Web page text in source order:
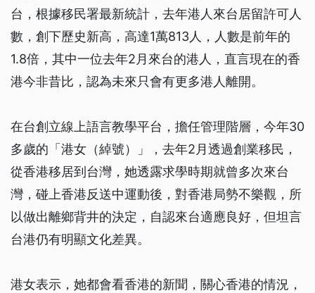
台，根據移民署最新統計，去年港人來台居留許可人
數，創下歷史新高，高達1萬813人，人數是前年的
1.8倍，其中一位去年2月來台的港人，直言現在的香
港今非昔比，認為未來只會有更多港人離開。
在台創立線上語言教學平台，擔任管理階層，今年30
多歲的「港女（綽號）」，去年2月透過創業移民，
從香港移居到台灣，她透露求學時期就曾多次來台
灣，碰上香港反送中運動後，對香港局勢不樂觀，所
以做出離鄉背井的決定，自認來台適應良好，但坦言
台港仍有明顯文化差異。
港女表示，她都會看香港的新聞，關心香港的情況，